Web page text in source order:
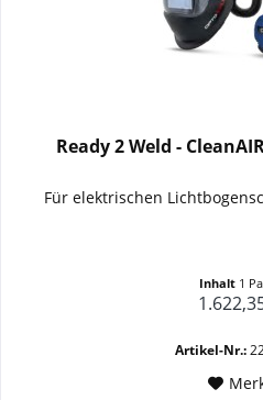
Ready 2 Weld -
Für elektrischen
Inhalt 1
Artikel-Nr.: